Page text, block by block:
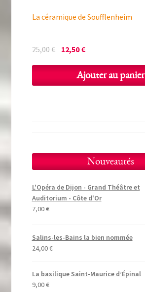
La céramique de Soufflenheim
25,00€ Le
était :
12,50€Le
actuel
est :
Ajouter au panier
Nouveautés
L'Opéra de Dijon - Grand Théâtre et
Auditorium - Côte d'Or
7,00€
Salins-les-Bains la bien nommée
24,00€
La basilique Saint-Maurice d’Épinal
9,00€